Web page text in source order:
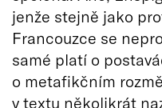
jenže stejně jako
Francouzce se
samé platí o
o metafikčním
v textu několikrát